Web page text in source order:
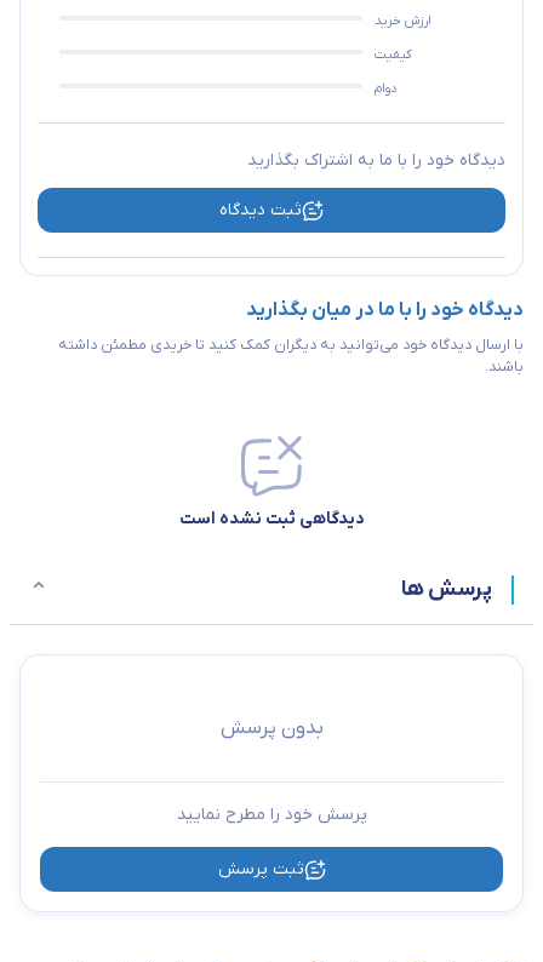
دکمه روشن و خاموش
پورت USB برای شارژ
رابط کواکسیال ندارد
ارزش خرید
کیفیت
دوام
دیدگاه خود را با ما به اشتراک بگذارید
ثبت دیدگاه
دیدگاه خود را با ما در میان بگذارید
با ارسال دیدگاه خود می‌توانید به دیگران کمک کنید تا خریدی مطمئن داشته
باشند.
دیدگاهی ثبت نشده است
پرسش ها
بدون پرسش
پرسش خود را مطرح نمایید
ثبت پرسش